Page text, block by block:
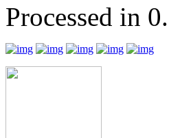
Processed in